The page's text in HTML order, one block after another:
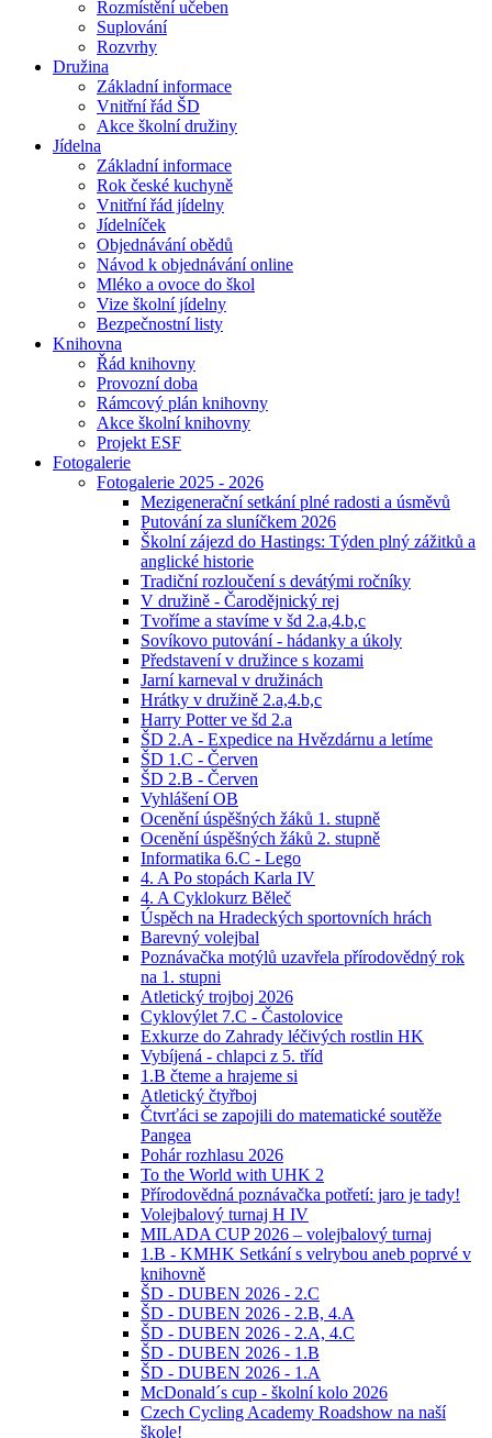
Rozmístění učeben
Suplování
Rozvrhy
Družina
Základní informace
Vnitřní řád ŠD
Akce školní družiny
Jídelna
Základní informace
Rok české kuchyně
Vnitřní řád jídelny
Jídelníček
Objednávání obědů
Návod k objednávání online
Mléko a ovoce do škol
Vize školní jídelny
Bezpečnostní listy
Knihovna
Řád knihovny
Provozní doba
Rámcový plán knihovny
Akce školní knihovny
Projekt ESF
Fotogalerie
Fotogalerie 2025 - 2026
Mezigenerační setkání plné radosti a úsměvů
Putování za sluníčkem 2026
Školní zájezd do Hastings: Týden plný zážitků a
anglické historie
Tradiční rozloučení s devátými ročníky
V družině - Čarodějnický rej
Tvoříme a stavíme v šd 2.a,4.b,c
Sovíkovo putování - hádanky a úkoly
Představení v družince s kozami
Jarní karneval v družinách
Hrátky v družině 2.a,4.b,c
Harry Potter ve šd 2.a
ŠD 2.A - Expedice na Hvězdárnu a letíme
ŠD 1.C - Červen
ŠD 2.B - Červen
Vyhlášení OB
Ocenění úspěšných žáků 1. stupně
Ocenění úspěšných žáků 2. stupně
Informatika 6.C - Lego
4. A Po stopách Karla IV
4. A Cyklokurz Běleč
Úspěch na Hradeckých sportovních hrách
Barevný volejbal
Poznávačka motýlů uzavřela přírodovědný rok
na 1. stupni
Atletický trojboj 2026
Cyklovýlet 7.C - Častolovice
Exkurze do Zahrady léčivých rostlin HK
Vybíjená - chlapci z 5. tříd
1.B čteme a hrajeme si
Atletický čtyřboj
Čtvrťáci se zapojili do matematické soutěže
Pangea
Pohár rozhlasu 2026
To the World with UHK 2
Přírodovědná poznávačka potřetí: jaro je tady!
Volejbalový turnaj H IV
MILADA CUP 2026 – volejbalový turnaj
1.B - KMHK Setkání s velrybou aneb poprvé v
knihovně
ŠD - DUBEN 2026 - 2.C
ŠD - DUBEN 2026 - 2.B, 4.A
ŠD - DUBEN 2026 - 2.A, 4.C
ŠD - DUBEN 2026 - 1.B
ŠD - DUBEN 2026 - 1.A
McDonald´s cup - školní kolo 2026
Czech Cycling Academy Roadshow na naší
škole!